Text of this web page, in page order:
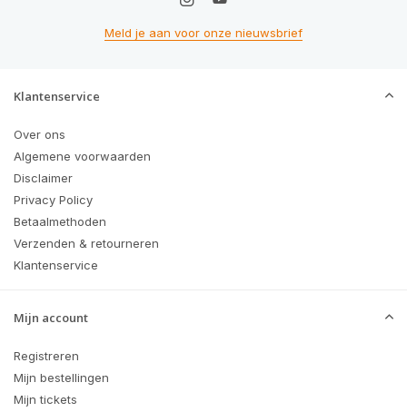
Meld je aan voor onze nieuwsbrief
Klantenservice
Over ons
Algemene voorwaarden
Disclaimer
Privacy Policy
Betaalmethoden
Verzenden & retourneren
Klantenservice
Mijn account
Registreren
Mijn bestellingen
Mijn tickets